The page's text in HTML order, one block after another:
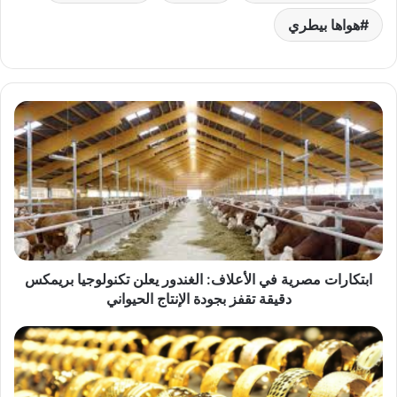
هواها بيطري
ابتكارات
مصرية
في
الأعلاف:
الغندور
يعلن
تكنولوجيا
بريمكس
دقيقة
تقفز
الحيواني
ابتكارات مصرية في الأعلاف: الغندور يعلن تكنولوجيا بريمكس
دقيقة تقفز بجودة الإنتاج الحيواني
استقرار
الذهب
في
مصر